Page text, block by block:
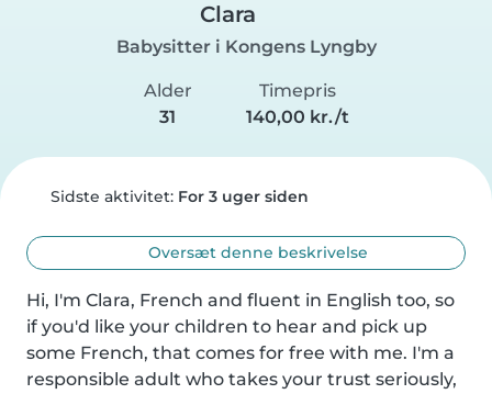
Clara
Babysitter i Kongens Lyngby
Alder
31
Timepris
140,00 kr./t
Sidste aktivitet: For 3 uger siden
Oversæt denne beskrivelse
Hi, I'm Clara, French and fluent in English too, so
if you'd like your children to hear and pick up
some French, that comes for free with me. I'm a
responsible adult who takes your trust seriously,